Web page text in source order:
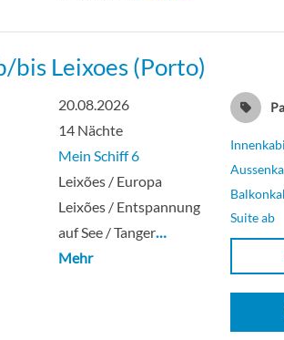
bis Leixoes (Porto)
20.08.2026
14 Nächte
Mein Schiff 6
Leixões / Europa
Leixões / Entspannung
auf See / Tanger…
Mehr
Suite ab